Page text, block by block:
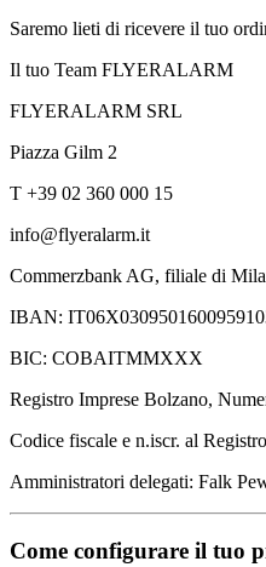
Saremo lieti di ricevere il tuo
Il tuo Team FLYERALARM
FLYERALARM SRL
Piazza Gilm 2
T +39 02 360 000 15
info@flyeralarm.it
Commerzbank AG, filiale di
IBAN:
BIC: COBAITMMXXX
Registro Imprese Bolzano,
Codice fiscale e n.iscr. al
Amministratori delegati: Falk
Come configurare il tuo